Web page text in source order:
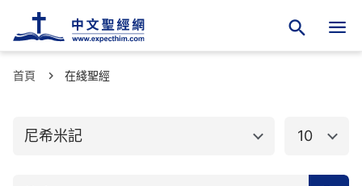
首頁 在綫聖經
尼希米記
舊約聖經
創世記 10